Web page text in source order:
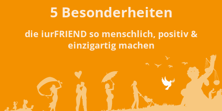
5 Besonderheiten
die iurFRIEND so menschlich, positiv &
einzigartig machen